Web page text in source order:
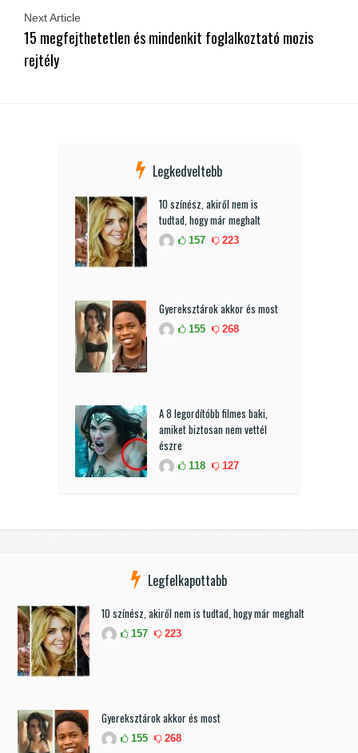
Next Article
15 megfejthetetlen és mindenkit foglalkoztató mozis
rejtély
Legkedveltebb
10 színész, akiről nem is
tudtad, hogy már meghalt
157 223
Gyereksztárok akkor és most
155 268
A 8 legordítóbb filmes baki,
amiket biztosan nem vettél
észre
118 127
Legfelkapottabb
10 színész, akiről nem is tudtad, hogy már meghalt
157 223
Gyereksztárok akkor és most
155 268